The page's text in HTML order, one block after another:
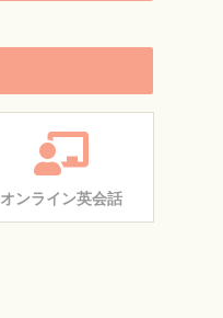
オンライン英会話